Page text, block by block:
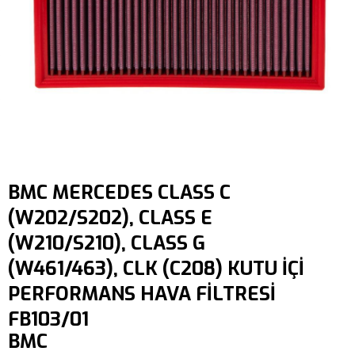
BMC MERCEDES CLASS C
(W202/S202), CLASS E
(W210/S210), CLASS G
(W461/463), CLK (C208) KUTU İÇİ
PERFORMANS HAVA FİLTRESİ
FB103/01
BMC